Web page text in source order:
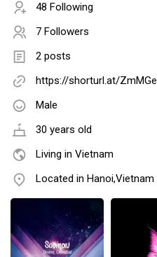
48 Following
7 Followers
2 posts
https://shorturl.at/ZmMGe
Male
30 years old
Living in Vietnam
Located in Hanoi,Vietnam